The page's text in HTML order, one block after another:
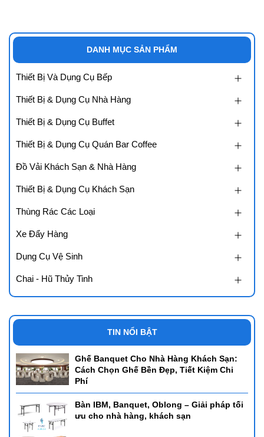
DANH MỤC SẢN PHẨM
Thiết Bị Và Dụng Cụ Bếp
Thiết Bị & Dụng Cụ Nhà Hàng
Thiết Bị & Dụng Cụ Buffet
Thiết Bị & Dụng Cụ Quán Bar Coffee
Đồ Vải Khách Sạn & Nhà Hàng
Thiết Bị & Dụng Cụ Khách Sạn
Thùng Rác Các Loại
Xe Đẩy Hàng
Dụng Cụ Vệ Sinh
Chai - Hũ Thủy Tinh
TIN NỔI BẬT
Ghế Banquet Cho Nhà Hàng Khách Sạn:
Cách Chọn Ghế Bền Đẹp, Tiết Kiệm Chi
Phí
Bàn IBM, Banquet, Oblong – Giải pháp tối
ưu cho nhà hàng, khách sạn